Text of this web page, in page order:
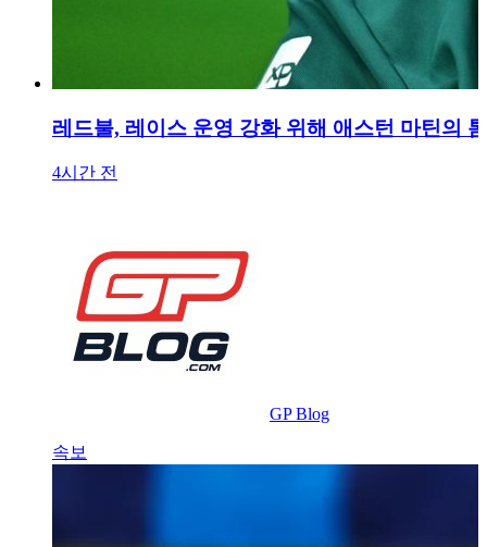
레드불, 레이스 운영 강화 위해 애스턴 마틴의
4시간 전
GP Blog
속보